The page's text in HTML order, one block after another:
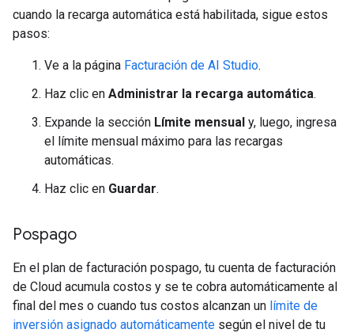
cuando la recarga automática está habilitada, sigue estos
pasos:
Ve a la página Facturación de AI Studio.
Haz clic en Administrar la recarga automática.
Expande la sección Límite mensual y, luego, ingresa
el límite mensual máximo para las recargas
automáticas.
Haz clic en Guardar.
Pospago
En el plan de facturación pospago, tu cuenta de facturación
de Cloud acumula costos y se te cobra automáticamente al
final del mes o cuando tus costos alcanzan un límite de
inversión asignado automáticamente según el nivel de tu